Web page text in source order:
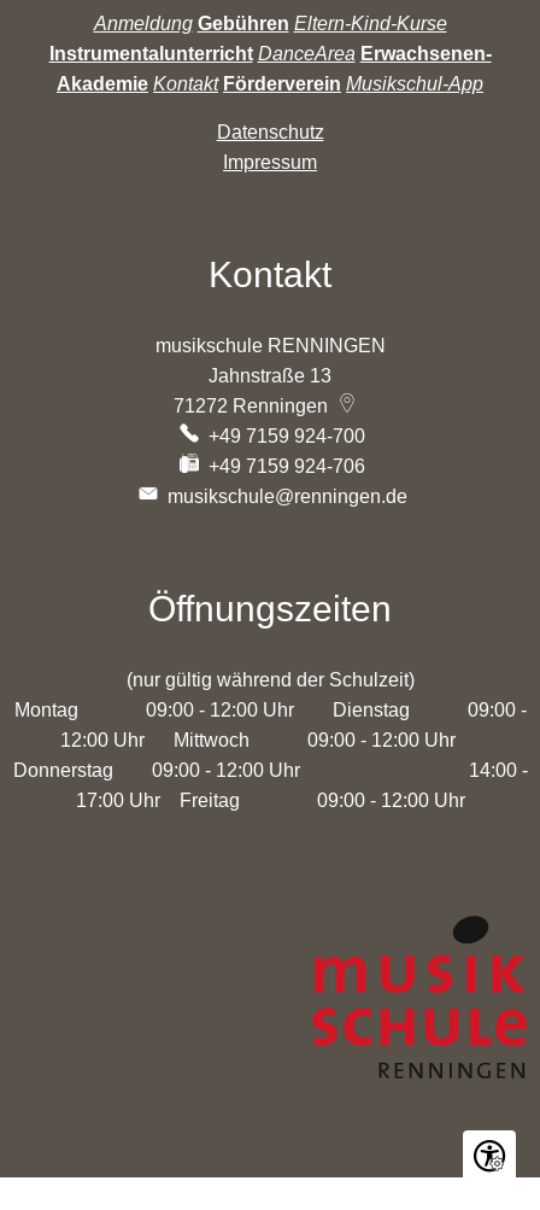
Anmeldung Gebühren Eltern-Kind-Kurse
Instrumentalunterricht DanceArea Erwachsenen-
Akademie Kontakt Förderverein Musikschul-App
Datenschutz
Impressum
Kontakt
musikschule RENNINGEN
Jahnstraße 13
71272 Renningen
+49 7159 924-700
+49 7159 924-706
musikschule@renningen.de
Öffnungszeiten
(nur gültig während der Schulzeit)
Montag 09:00 - 12:00 Uhr Dienstag 09:00 -
12:00 Uhr Mittwoch 09:00 - 12:00 Uhr
Donnerstag 09:00 - 12:00 Uhr 14:00 -
17:00 Uhr Freitag 09:00 - 12:00 Uhr
Seite